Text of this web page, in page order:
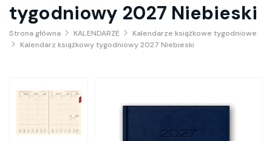
tygodniowy 2027 Niebieski
Strona główna KALENDARZE
Kalendarze książkowe tygodniowe
Kalendarz książkowy tygodniowy 2027 Niebieski